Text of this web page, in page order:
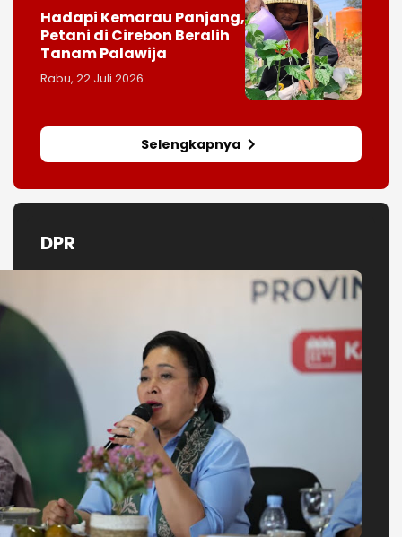
Hadapi Kemarau Panjang,
Petani di Cirebon Beralih
Tanam Palawija
Rabu, 22 Juli 2026
Selengkapnya
DPR